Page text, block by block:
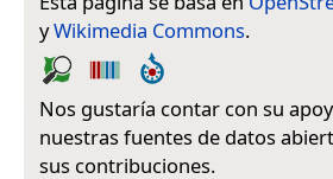
yWikimedia Commons.
Nos gustaría contar con su
nuestras fuentes de datos
sus contribuciones.